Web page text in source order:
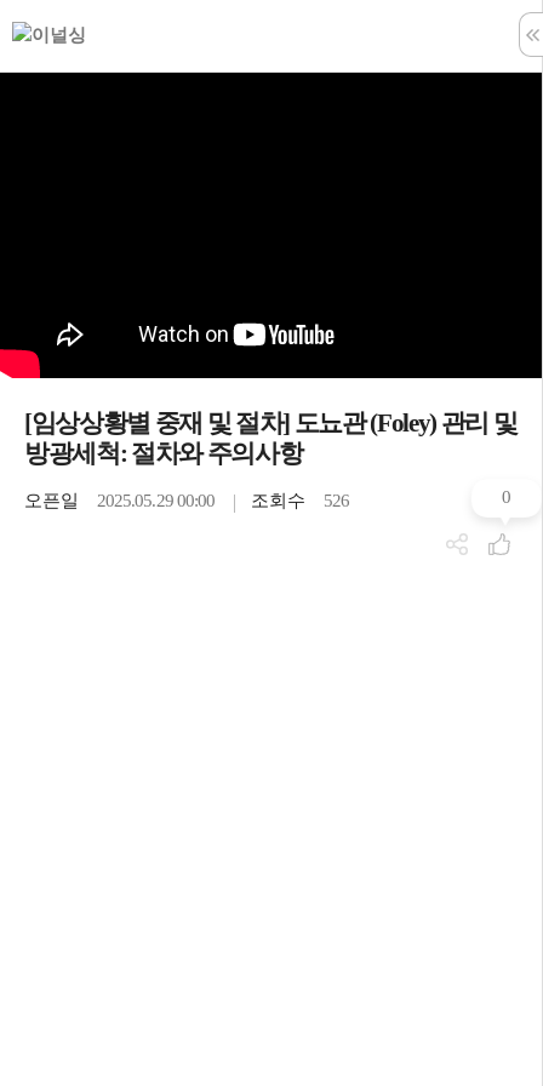
[임상상황별 중재 및 절차] 도뇨관 (Foley) 관리 및
방광세척: 절차와 주의사항
오픈일 2025.05.29 00:00 조회수 526 0
학습창 나